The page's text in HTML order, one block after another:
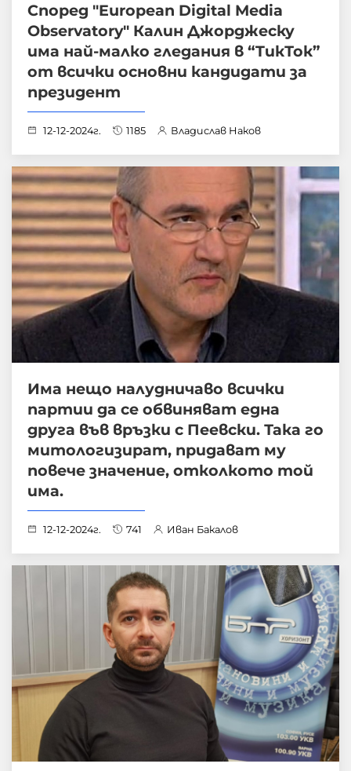
Според "European Digital Media
Observatory" Калин Джорджеску
има най-малко гледания в “TикТок”
от всички основни кандидати за
президент
12-12-2024г. 1185 Владислав Наков
Има нещо налудничаво всички
партии да се обвиняват една
друга във връзки с Пеевски. Така го
митологизират, придават му
повече значение, отколкото той
има.
12-12-2024г. 741 Иван Бакалов